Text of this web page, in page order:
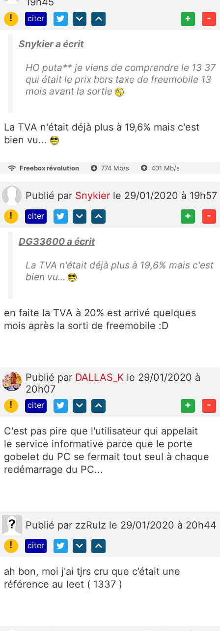
!
citer + -
Snykier a écrit
HO puta** je viens de comprendre le 13 37
qui était le prix hors taxe de freemobile 13
mois avant la sortie
La TVA n'était déjà plus à 19,6% mais c'est
bien vu...
Freebox révolution 774 Mb/s 401 Mb/s
Publié par Snykier le 29/01/2020 à 19h57
!
citer + -
DG33600 a écrit
La TVA n'était déjà plus à 19,6% mais c'est
bien vu...
en faite la TVA à 20% est arrivé quelques
mois après la sorti de freemobile :D
Publié par DALLAS_K le 29/01/2020 à
20h07
!
citer + -
C'est pas pire que l'utilisateur qui appelait
le service informative parce que le porte
gobelet du PC se fermait tout seul à chaque
redémarrage du PC...
Publié par zzRulz le 29/01/2020 à 20h44
!
citer
ah bon, moi j'ai tjrs cru que c’était une
référence au leet ( 1337 )